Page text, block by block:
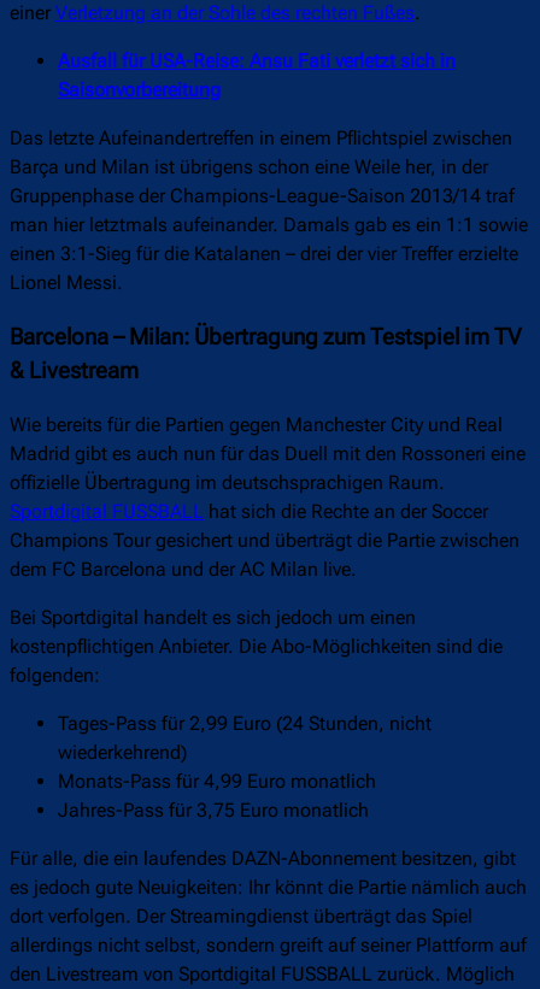
einer Verletzung an der Sohle des rechten Fußes.
Ausfall für USA-Reise: Ansu Fati verletzt sich in
Saisonvorbereitung
Das letzte Aufeinandertreffen in einem Pflichtspiel zwischen
Barça und Milan ist übrigens schon eine Weile her, in der
Gruppenphase der Champions-League-Saison 2013/14 traf
man hier letztmals aufeinander. Damals gab es ein 1:1 sowie
einen 3:1-Sieg für die Katalanen – drei der vier Treffer erzielte
Lionel Messi.
Barcelona – Milan: Übertragung zum Testspiel im TV
& Livestream
Wie bereits für die Partien gegen Manchester City und Real
Madrid gibt es auch nun für das Duell mit den Rossoneri eine
offizielle Übertragung im deutschsprachigen Raum.
Sportdigital FUSSBALL hat sich die Rechte an der Soccer
Champions Tour gesichert und überträgt die Partie zwischen
dem FC Barcelona und der AC Milan live.
Bei Sportdigital handelt es sich jedoch um einen
kostenpflichtigen Anbieter. Die Abo-Möglichkeiten sind die
folgenden:
Tages-Pass für 2,99 Euro (24 Stunden, nicht
wiederkehrend)
Monats-Pass für 4,99 Euro monatlich
Jahres-Pass für 3,75 Euro monatlich
Für alle, die ein laufendes DAZN-Abonnement besitzen, gibt
es jedoch gute Neuigkeiten: Ihr könnt die Partie nämlich auch
dort verfolgen. Der Streamingdienst überträgt das Spiel
allerdings nicht selbst, sondern greift auf seiner Plattform auf
den Livestream von Sportdigital FUSSBALL zurück. Möglich